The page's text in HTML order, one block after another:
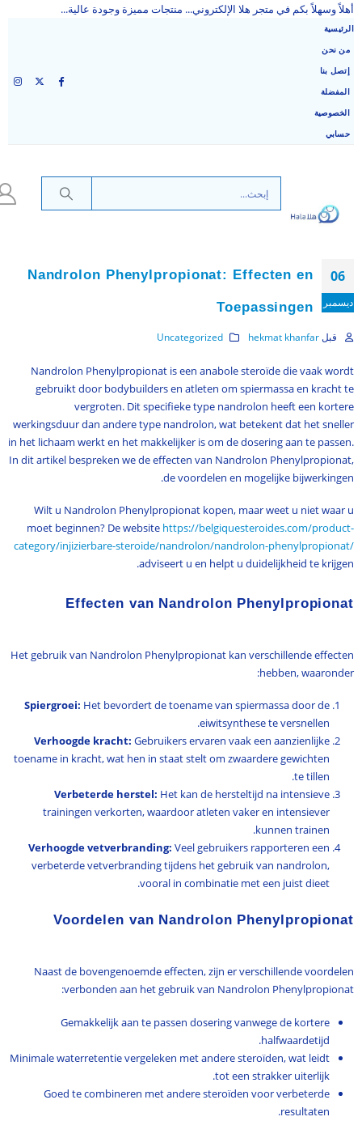
أهلاً وسهلاً بكم في متجر هلا الإلكتروني... منتجات مميزة وجودة عالية...
الرئيسية
من نحن
إتصل بنا
المفضلة
الخصوصية
حسابي
06
ديسمبر
Nandrolon Phenylpropionat: Effecten en
Toepassingen
قبل hekmat khanfar
Uncategorized
Nandrolon Phenylpropionat is een anabole steroïde die vaak wordt
gebruikt door bodybuilders en atleten om spiermassa en kracht te
vergroten. Dit specifieke type nandrolon heeft een kortere
werkingsduur dan andere type nandrolon, wat betekent dat het sneller
in het lichaam werkt en het makkelijker is om de dosering aan te passen.
In dit artikel bespreken we de effecten van Nandrolon Phenylpropionat,
de voordelen en mogelijke bijwerkingen.
Wilt u Nandrolon Phenylpropionat kopen, maar weet u niet waar u
moet beginnen? De website https://belgiquesteroides.com/product-
category/injizierbare-steroide/nandrolon/nandrolon-phenylpropionat/
adviseert u en helpt u duidelijkheid te krijgen.
Effecten van Nandrolon Phenylpropionat
Het gebruik van Nandrolon Phenylpropionat kan verschillende effecten
hebben, waaronder:
Spiergroei: Het bevordert de toename van spiermassa door de
eiwitsynthese te versnellen.
Verhoogde kracht: Gebruikers ervaren vaak een aanzienlijke
toename in kracht, wat hen in staat stelt om zwaardere gewichten
te tillen.
Verbeterde herstel: Het kan de hersteltijd na intensieve
trainingen verkorten, waardoor atleten vaker en intensiever
kunnen trainen.
Verhoogde vetverbranding: Veel gebruikers rapporteren een
verbeterde vetverbranding tijdens het gebruik van nandrolon,
vooral in combinatie met een juist dieet.
Voordelen van Nandrolon Phenylpropionat
Naast de bovengenoemde effecten, zijn er verschillende voordelen
verbonden aan het gebruik van Nandrolon Phenylpropionat:
Gemakkelijk aan te passen dosering vanwege de kortere
halfwaardetijd.
Minimale waterretentie vergeleken met andere steroïden, wat leidt
tot een strakker uiterlijk.
Goed te combineren met andere steroïden voor verbeterde
resultaten.